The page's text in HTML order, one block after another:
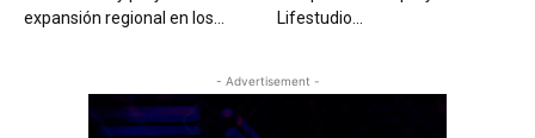
expansión regional en los...
Lifestudio...
- Advertisement -